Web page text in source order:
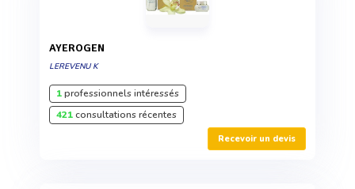
AYEROGEN
LEREVENU K
1professionnels intéressés
421consultations récentes
Recevoir un devis